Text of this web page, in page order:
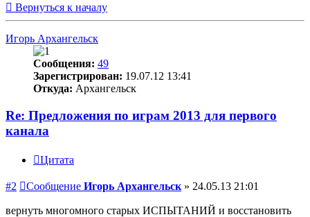
Вернуться к началу
Игорь Архангельск
Сообщения: 49
Зарегистрирован: 19.07.12 13:41
Откуда: Архангельск
Re: Предложения по играм 2013 для первого
канала
Цитата
#2 Сообщение Игорь Архангельск » 24.05.13 21:01
вернуть многомного старых ИСПЫТАНИЙ и восстановить